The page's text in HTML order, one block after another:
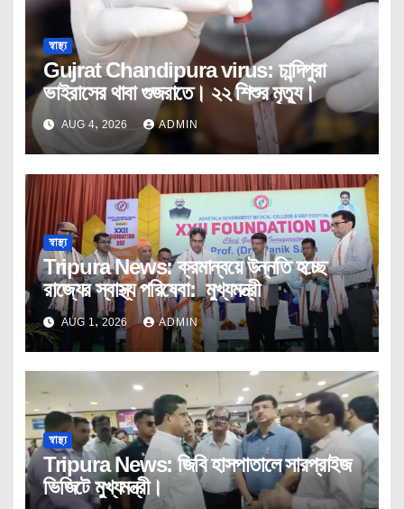
স্বাস্থ্য
Gujrat Chandipura virus: চান্দিপুরা
ভাইরাসের থাবা গুজরাতে। ২২ শিশুর মৃত্যু।
AUG 4, 2026 ADMIN
স্বাস্থ্য
Tripura News: ক্রমান্বয়ে উন্নতি হচ্ছে
রাজ্যের স্বাস্থ্য পরিষেবা: মুখ্যমন্ত্রী
AUG 1, 2026 ADMIN
স্বাস্থ্য
Tripura News: জিবি হাসপাতালে সারপ্রাইজ
ভিজিটে মুখ্যমন্ত্রী।